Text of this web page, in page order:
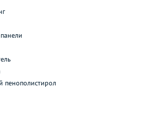
пенополистирол